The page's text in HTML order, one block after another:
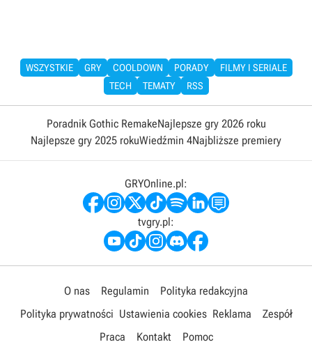
WSZYSTKIE GRY COOLDOWN PORADY
FILMY I SERIALE
TECH
TEMATY RSS
Poradnik Gothic RemakeNajlepsze gry 2026 roku
Najlepsze gry 2025 rokuWiedźmin 4Najbliższe premiery
GRYOnline.pl:
tvgry.pl:
O nas Regulamin
Polityka redakcyjna
Polityka prywatności Ustawienia cookies Reklama
Zespół
Praca
Kontakt Pomoc